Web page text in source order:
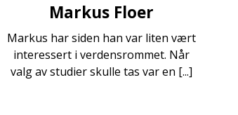
Markus Floer
Markus har siden han var liten vært
interessert i verdensrommet. Når
valg av studier skulle tas var en [...]